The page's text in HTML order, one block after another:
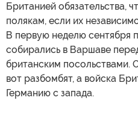
Британией обязательства,
полякам, если их
В первую неделю сентября
собирались в Варшаве
британским посольствами.
вот разбомбят, а войска
Германию с запада.